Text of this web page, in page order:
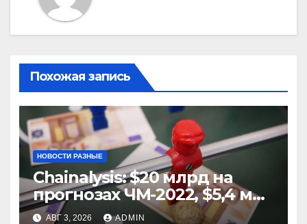
Похожая запись
НОВОСТИ РАЗНЫЕ
Chainalysis: $20 млрд на
прогнозах ЧМ-2022, $5,4 млн
из них незаконные
АВГ 3, 2026 ADMIN